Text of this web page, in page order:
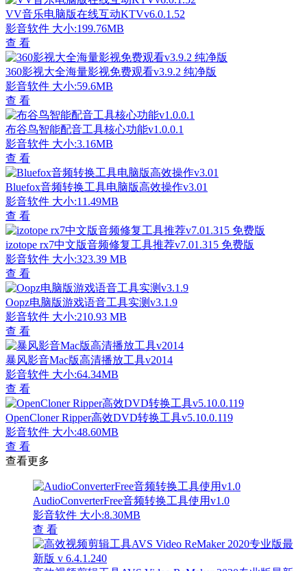
VV音乐电脑版在线互动KTVv6.0.1.52
影音软件 大小:199.76MB
查 看
360影视大全海量影视免费观看v3.9.2 纯净版
影音软件 大小:59.6MB
查 看
布谷鸟智能配音工具核心功能v1.0.0.1
影音软件 大小:3.16MB
查 看
Bluefox音频转换工具电脑版高效操作v3.01
影音软件 大小:11.49MB
查 看
izotope rx7中文版音频修复工具推荐v7.01.315 免费版
影音软件 大小:323.39 MB
查 看
Oopz电脑版游戏语音工具实测v3.1.9
影音软件 大小:210.93 MB
查 看
暴风影音Mac版高清播放工具v2014
影音软件 大小:64.34MB
查 看
OpenCloner Ripper高效DVD转换工具v5.10.0.119
影音软件 大小:48.60MB
查 看
查看更多
AudioConverterFree音频转换工具使用v1.0
影音软件 大小:8.30MB
查 看